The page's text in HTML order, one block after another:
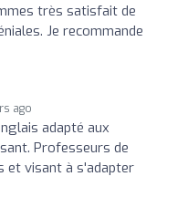
très satisfait de
Je recommande
ago
adapté aux
Professeurs de
et visant à s'adapter